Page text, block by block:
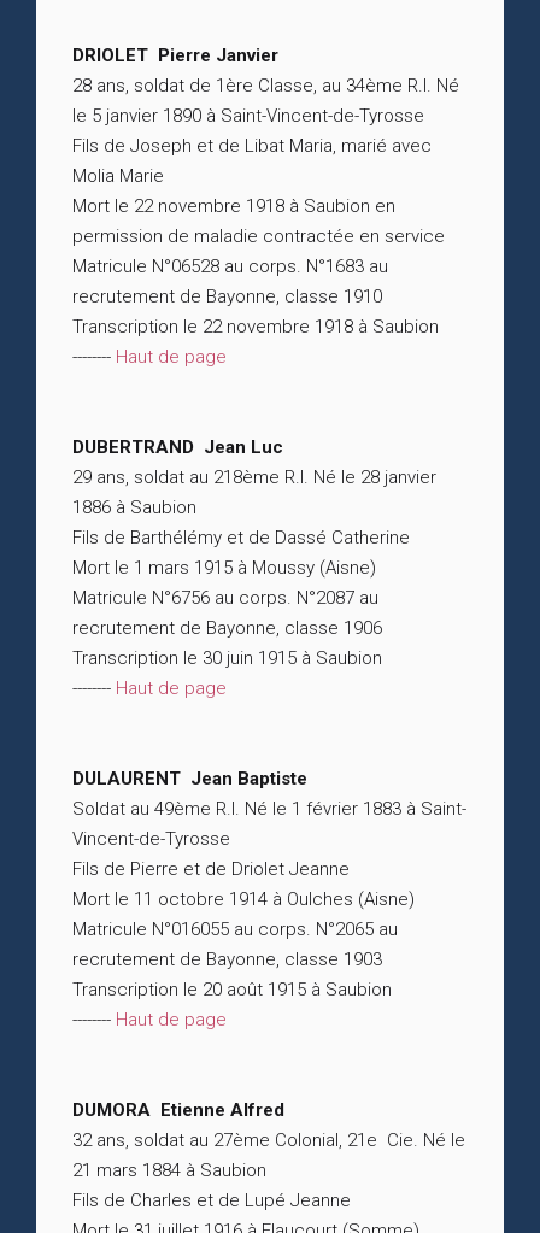
DRIOLET Pierre Janvier
28 ans, soldat de 1ère Classe, au 34ème R.I. Né
le 5 janvier 1890 à Saint-Vincent-de-Tyrosse
Fils de Joseph et de Libat Maria, marié avec
Molia Marie
Mort le 22 novembre 1918 à Saubion en
permission de maladie contractée en service
Matricule N°06528 au corps. N°1683 au
recrutement de Bayonne, classe 1910
Transcription le 22 novembre 1918 à Saubion
-------- Haut de page
DUBERTRAND Jean Luc
29 ans, soldat au 218ème R.I. Né le 28 janvier
1886 à Saubion
Fils de Barthélémy et de Dassé Catherine
Mort le 1 mars 1915 à Moussy (Aisne)
Matricule N°6756 au corps. N°2087 au
recrutement de Bayonne, classe 1906
Transcription le 30 juin 1915 à Saubion
-------- Haut de page
DULAURENT Jean Baptiste
Soldat au 49ème R.I. Né le 1 février 1883 à Saint-
Vincent-de-Tyrosse
Fils de Pierre et de Driolet Jeanne
Mort le 11 octobre 1914 à Oulches (Aisne)
Matricule N°016055 au corps. N°2065 au
recrutement de Bayonne, classe 1903
Transcription le 20 août 1915 à Saubion
-------- Haut de page
DUMORA Etienne Alfred
32 ans, soldat au 27ème Colonial, 21e Cie. Né le
21 mars 1884 à Saubion
Fils de Charles et de Lupé Jeanne